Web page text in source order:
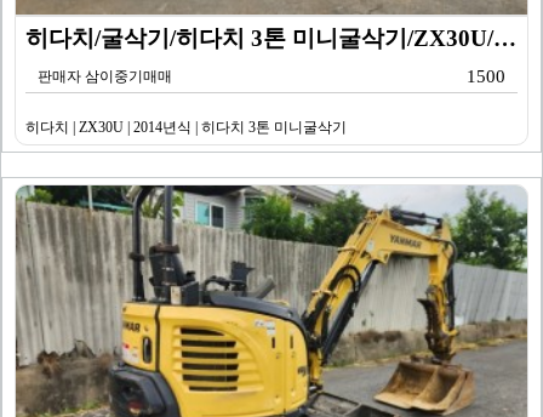
히다치/굴삭기/히다치 3톤 미니굴삭기/ZX30U/201…
판매자 삼이중기매매 1500
히다치 | ZX30U | 2014년식 | 히다치 3톤 미니굴삭기